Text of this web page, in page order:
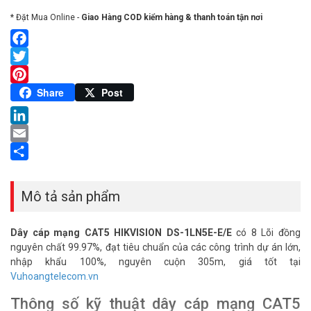
* Đặt Mua Online - Giao Hàng COD kiểm hàng & thanh toán tận nơi
Facebook
Twitter
Pinterest
Share Post
LinkedIn
Email
Mô tả sản phẩm
Dây cáp mạng CAT5 HIKVISION DS-1LN5E-E/Ecó 8 Lõi đồng
nguyên chất 99.97%, đạt tiêu chuẩn của các công trình dự án lớn,
nhập khẩu 100%, nguyên cuộn 305m, giá tốt tại
Vuhoangtelecom.vn
Thông số kỹ thuật dây cáp mạng CAT5